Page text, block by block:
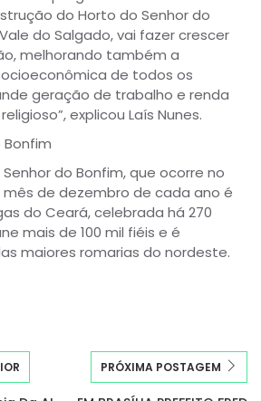
do Horto do Senhor do
do Salgado, vai fazer crescer
melhorando também a
de todos os
geração de trabalho e renda
explicou Laís Nunes.
Bonfim
do Bonfim, que ocorre no
de dezembro de cada ano é
do Ceará, celebrada há 270
mais de 100 mil fiéis e é
maiores romarias do nordeste.
PRÓXIMA POSTAGEM